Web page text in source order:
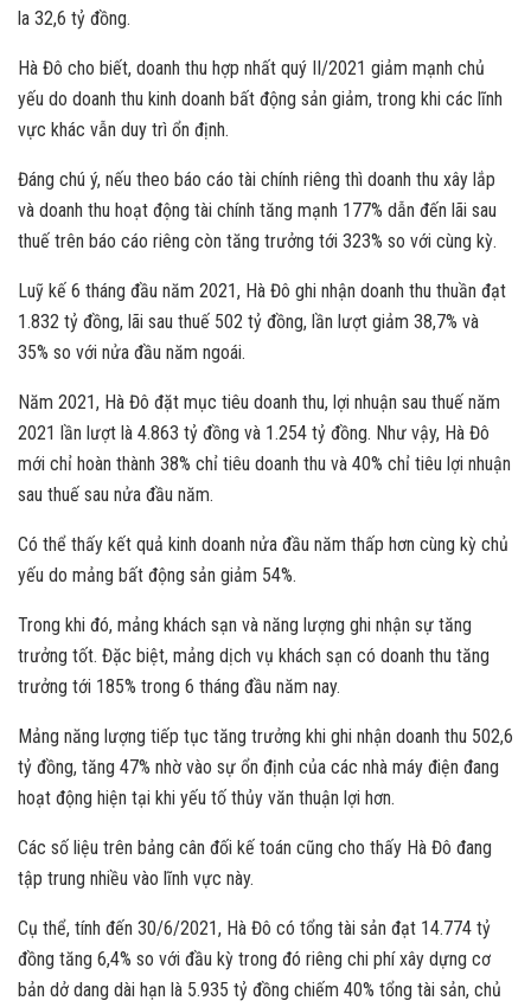
la 32,6 tỷ đồng.
Hà Đô cho biết, doanh thu hợp nhất quý II/2021 giảm mạnh chủ
yếu do doanh thu kinh doanh bất động sản giảm, trong khi các lĩnh
vực khác vẫn duy trì ổn định.
Đáng chú ý, nếu theo báo cáo tài chính riêng thì doanh thu xây lắp
và doanh thu hoạt động tài chính tăng mạnh 177% dẫn đến lãi sau
thuế trên báo cáo riêng còn tăng trưởng tới 323% so với cùng kỳ.
Luỹ kế 6 tháng đầu năm 2021, Hà Đô ghi nhận doanh thu thuần đạt
1.832 tỷ đồng, lãi sau thuế 502 tỷ đồng, lần lượt giảm 38,7% và
35% so với nửa đầu năm ngoái.
Năm 2021, Hà Đô đặt mục tiêu doanh thu, lợi nhuận sau thuế năm
2021 lần lượt là 4.863 tỷ đồng và 1.254 tỷ đồng. Như vậy, Hà Đô
mới chỉ hoàn thành 38% chỉ tiêu doanh thu và 40% chỉ tiêu lợi nhuận
sau thuế sau nửa đầu năm.
Có thể thấy kết quả kinh doanh nửa đầu năm thấp hơn cùng kỳ chủ
yếu do mảng bất động sản giảm 54%.
Trong khi đó, mảng khách sạn và năng lượng ghi nhận sự tăng
trưởng tốt. Đặc biệt, mảng dịch vụ khách sạn có doanh thu tăng
trưởng tới 185% trong 6 tháng đầu năm nay.
Mảng năng lượng tiếp tục tăng trưởng khi ghi nhận doanh thu 502,6
tỷ đồng, tăng 47% nhờ vào sự ổn định của các nhà máy điện đang
hoạt động hiện tại khi yếu tố thủy văn thuận lợi hơn.
Các số liệu trên bảng cân đối kế toán cũng cho thấy Hà Đô đang
tập trung nhiều vào lĩnh vực này.
Cụ thể, tính đến 30/6/2021, Hà Đô có tổng tài sản đạt 14.774 tỷ
đồng tăng 6,4% so với đầu kỳ trong đó riêng chi phí xây dựng cơ
bản dở dang dài hạn là 5.935 tỷ đồng chiếm 40% tổng tài sản, chủ